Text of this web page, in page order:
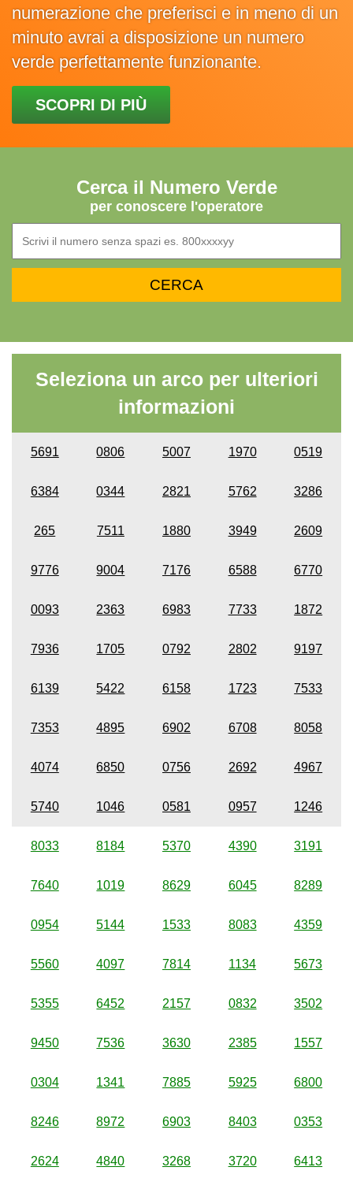
numerazione che preferisci e in meno di un
minuto avrai a disposizione un numero
verde perfettamente funzionante.
SCOPRI DI PIÙ
Cerca il Numero Verde
per conoscere l'operatore
Seleziona un arco per ulteriori
informazioni
5691 0806 5007 1970 0519
6384 0344 2821 5762 3286
265 7511 1880 3949 2609
9776 9004 7176 6588 6770
0093 2363 6983 7733 1872
7936 1705 0792 2802 9197
6139 5422 6158 1723 7533
7353 4895 6902 6708 8058
4074 6850 0756 2692 4967
5740 1046 0581 0957 1246
8033 8184 5370 4390 3191
7640 1019 8629 6045 8289
0954 5144 1533 8083 4359
5560 4097 7814 1134 5673
5355 6452 2157 0832 3502
9450 7536 3630 2385 1557
0304 1341 7885 5925 6800
8246 8972 6903 8403 0353
2624 4840 3268 3720 6413